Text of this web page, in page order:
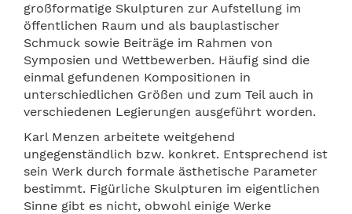
großformatige Skulpturen zur Aufstellung im
öffentlichen Raum und als bauplastischer
Schmuck sowie Beiträge im Rahmen von
Symposien und Wettbewerben. Häufig sind die
einmal gefundenen Kompositionen in
unterschiedlichen Größen und zum Teil auch in
verschiedenen Legierungen ausgeführt worden.
Karl Menzen arbeitete weitgehend
ungegenständlich bzw. konkret. Entsprechend ist
sein Werk durch formale ästhetische Parameter
bestimmt. Figürliche Skulpturen im eigentlichen
Sinne gibt es nicht, obwohl einige Werke